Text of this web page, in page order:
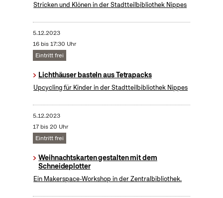
Stricken und Klönen in der Stadtteilbibliothek Nippes
5.12.2023
16 bis 17:30 Uhr
Eintritt frei
Lichthäuser basteln aus Tetrapacks
Upcycling für Kinder in der Stadtteilbibliothek Nippes
5.12.2023
17 bis 20 Uhr
Eintritt frei
Weihnachtskarten gestalten mit dem
Schneideplotter
Ein Makerspace-Workshop in der Zentralbibliothek.